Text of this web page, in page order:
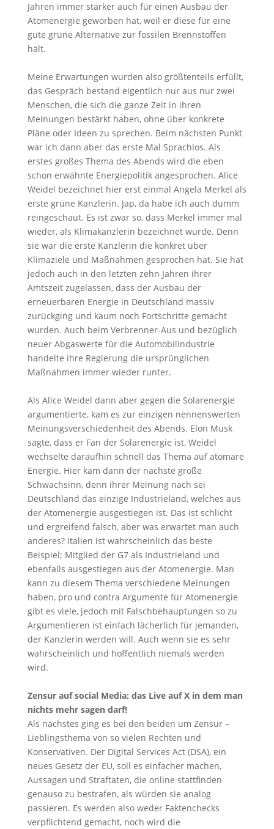
Jahren immer stärker auch für einen Ausbau der
Atomenergie geworben hat, weil er diese für eine
gute grüne Alternative zur fossilen Brennstoffen
hält.
Meine Erwartungen wurden also größtenteils erfüllt,
das Gespräch bestand eigentlich nur aus nur zwei
Menschen, die sich die ganze Zeit in ihren
Meinungen bestärkt haben, ohne über konkrete
Pläne oder Ideen zu sprechen. Beim nächsten Punkt
war ich dann aber das erste Mal Sprachlos. Als
erstes großes Thema des Abends wird die eben
schon erwähnte Energiepolitik angesprochen. Alice
Weidel bezeichnet hier erst einmal Angela Merkel als
erste grüne Kanzlerin. Jap, da habe ich auch dumm
reingeschaut. Es ist zwar so, dass Merkel immer mal
wieder, als Klimakanzlerin bezeichnet wurde. Denn
sie war die erste Kanzlerin die konkret über
Klimaziele und Maßnahmen gesprochen hat. Sie hat
jedoch auch in den letzten zehn Jahren ihrer
Amtszeit zugelassen, dass der Ausbau der
erneuerbaren Energie in Deutschland massiv
zurückging und kaum noch Fortschritte gemacht
wurden. Auch beim Verbrenner-Aus und bezüglich
neuer Abgaswerte für die Automobilindustrie
handelte ihre Regierung die ursprünglichen
Maßnahmen immer wieder runter.
Als Alice Weidel dann aber gegen die Solarenergie
argumentierte, kam es zur einzigen nennenswerten
Meinungsverschiedenheit des Abends. Elon Musk
sagte, dass er Fan der Solarenergie ist, Weidel
wechselte daraufhin schnell das Thema auf atomare
Energie. Hier kam dann der nächste große
Schwachsinn, denn ihrer Meinung nach sei
Deutschland das einzige Industrieland, welches aus
der Atomenergie ausgestiegen ist. Das ist schlicht
und ergreifend falsch, aber was erwartet man auch
anderes? Italien ist wahrscheinlich das beste
Beispiel; Mitglied der G7 als Industrieland und
ebenfalls ausgestiegen aus der Atomenergie. Man
kann zu diesem Thema verschiedene Meinungen
haben, pro und contra Argumente für Atomenergie
gibt es viele, jedoch mit Falschbehauptungen so zu
Argumentieren ist einfach lächerlich für jemanden,
der Kanzlerin werden will. Auch wenn sie es sehr
wahrscheinlich und hoffentlich niemals werden
wird.
Zensur auf social Media: das Live auf X in dem man
nichts mehr sagen darf!
Als nächstes ging es bei den beiden um Zensur –
Lieblingsthema von so vielen Rechten und
Konservativen. Der Digital Services Act (DSA), ein
neues Gesetz der EU, soll es einfacher machen,
Aussagen und Straftaten, die online stattfinden
genauso zu bestrafen, als würden sie analog
passieren. Es werden also weder Faktenchecks
verpflichtend gemacht, noch wird die